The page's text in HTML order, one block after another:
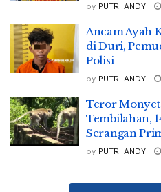
by PUTRI ANDY
Ancam Ayah
di Duri,
Polisi
by PUTRI ANDY
Teror Monyet
Tembilahan,
Serangan
by PUTRI ANDY